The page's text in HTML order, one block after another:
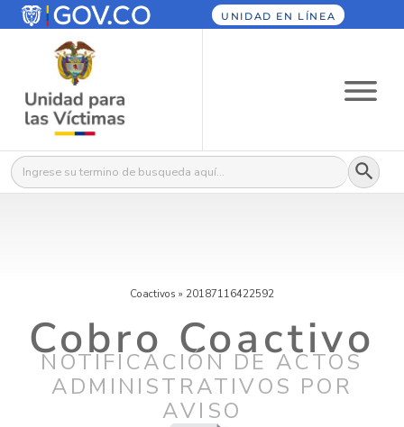
UNIDAD EN LÍNEA
Buscar: Botón
Coactivos » 20187116422592
Cobro Coactivo
NOTIFICACIÓN DE ACTOS
ADMINISTRATIVOS POR
AVISO